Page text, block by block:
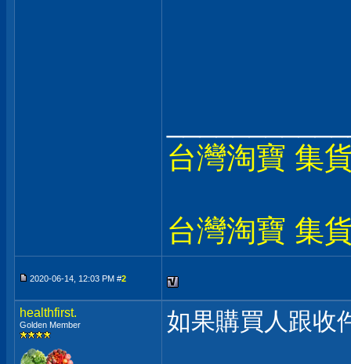
台灣淘寶 集
台灣淘寶 集
2020-06-14, 12:03 PM #2
healthfirst.
Golden Member 如果購買人跟收